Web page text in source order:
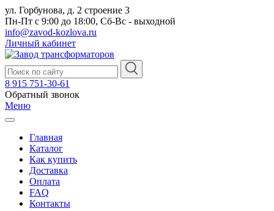
ул. Горбунова, д. 2 строение 3
Пн-Пт с 9:00 до 18:00, Сб-Вс - выходной
info@zavod-kozlova.ru
Личный кабинет
8 915 751-30-61
Обратный звонок
Меню
Главная
Каталог
Как купить
Доставка
Оплата
FAQ
Контакты